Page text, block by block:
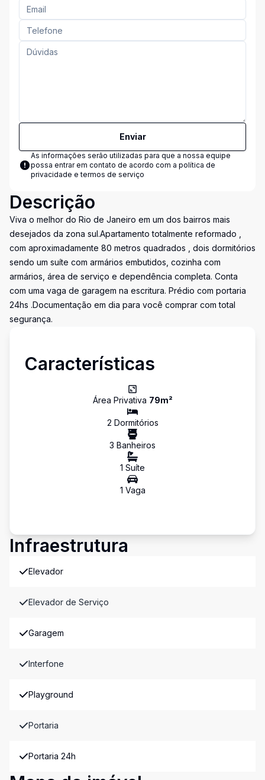
Enviar
As informações serão utilizadas para que a nossa equipe
possa entrar em contato de acordo com a política de
privacidade e termos de serviço
Descrição
Viva o melhor do Rio de Janeiro em um dos bairros mais
desejados da zona sul.Apartamento totalmente reformado ,
com aproximadamente 80 metros quadrados , dois dormitórios
sendo um suíte com armários embutidos, cozinha com
armários, área de serviço e dependência completa. Conta
com uma vaga de garagem na escritura. Prédio com portaria
24hs .Documentação em dia para você comprar com total
segurança.
Características
Área Privativa 79m²
2 Dormitórios
3 Banheiros
1 Suíte
1 Vaga
Infraestrutura
Elevador
Elevador de Serviço
Garagem
Interfone
Playground
Portaria
Portaria 24h